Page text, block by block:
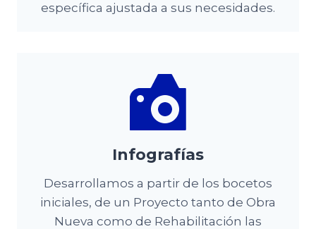
específica ajustada a sus necesidades.
Infografías
Desarrollamos a partir de los bocetos
iniciales, de un Proyecto tanto de Obra
Nueva como de Rehabilitación las